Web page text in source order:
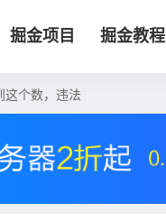
掘金项目 掘金教程
这个数，违法